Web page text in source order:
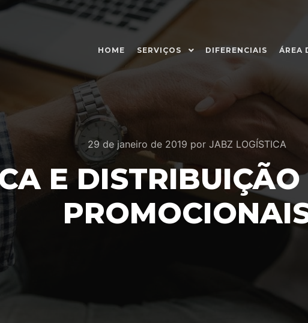
HOME SERVIÇOS DIFERENCIAIS ÁREA
29 de janeiro de 2019 por JABZ LOGÍSTICA
E